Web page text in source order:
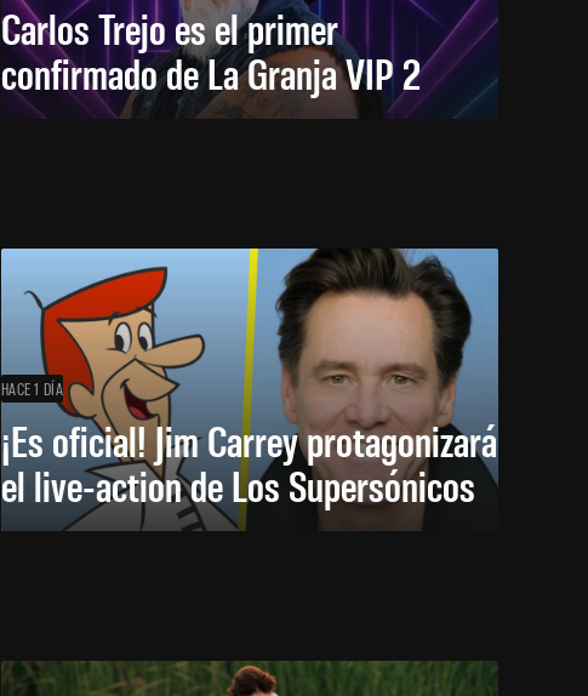
Carlos Trejo es el primer
confirmado de La Granja VIP 2
HACE 1 DÍA
¡Es oficial! Jim Carrey protagonizará
el live-action de Los Supersónicos